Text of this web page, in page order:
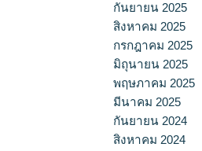
กันยายน 2025
สิงหาคม 2025
กรกฎาคม 2025
มิถุนายน 2025
พฤษภาคม 2025
มีนาคม 2025
กันยายน 2024
สิงหาคม 2024